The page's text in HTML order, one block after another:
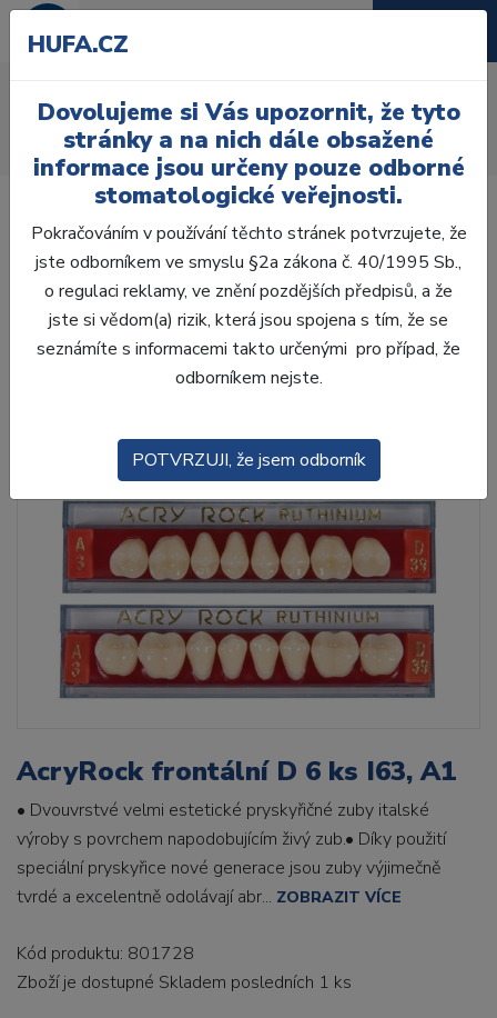
Úvod Zuby
AcryRock
AcryRock frontální D 6 ks I63, A1
AcryRock frontální D 6 ks I63, A1
• Dvouvrstvé velmi estetické pryskyřičné zuby italské
výroby s povrchem napodobujícím živý zub.• Díky použití
speciální pryskyřice nové generace jsou zuby výjimečně
tvrdé a excelentně odolávají abr... ZOBRAZIT VÍCE
Kód produktu: 801728
Zboží je dostupné Skladem posledních 1 ks
HUFA.CZ
Dovolujeme si Vás upozornit, že tyto
stránky a na nich dále obsažené
informace jsou určeny pouze odborné
stomatologické veřejnosti.
Pokračováním v používání těchto stránek potvrzujete, že
jste odborníkem ve smyslu §2a zákona č. 40/1995 Sb.,
o regulaci reklamy, ve znění pozdějších předpisů, a že
jste si vědom(a) rizik, která jsou spojena s tím, že se
seznámíte s informacemi takto určenými pro případ, že
odborníkem nejste.
POTVRZUJI, že jsem odborník